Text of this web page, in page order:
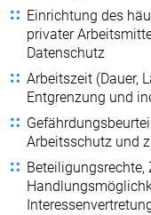
Einrichtung des
privater
Datenschutz
Arbeitszeit (Dauer,
Entgrenzung und
Arbeitsschutz und
Beteiligungsrechte,